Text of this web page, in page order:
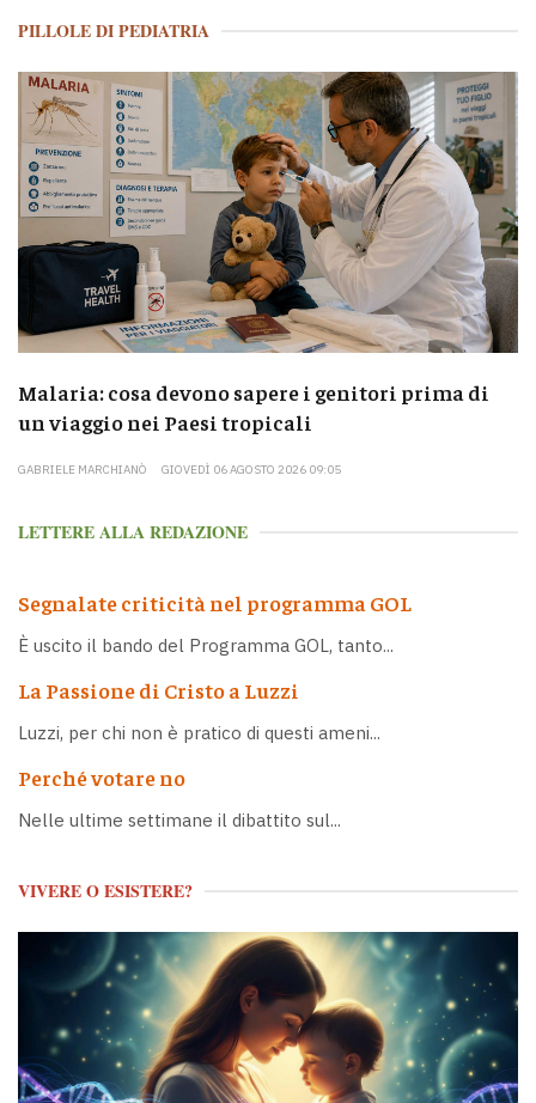
PILLOLE DI PEDIATRIA
Malaria: cosa devono sapere i genitori prima di
un viaggio nei Paesi tropicali
GABRIELE MARCHIANÒ GIOVEDÌ 06 AGOSTO 2026 09:05
LETTERE ALLA REDAZIONE
Segnalate criticità nel programma GOL
È uscito il bando del Programma GOL, tanto...
La Passione di Cristo a Luzzi
Luzzi, per chi non è pratico di questi ameni...
Perché votare no
Nelle ultime settimane il dibattito sul...
VIVERE O ESISTERE?